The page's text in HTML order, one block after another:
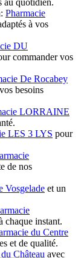
Pharmacie
à vos
DU
commander vos
De Rocabey
besoins
LORRAINE
LES 3 LYS pour
de nos
Vosgelade et un
chaque instant.
du Centre
et de qualité.
Château avec